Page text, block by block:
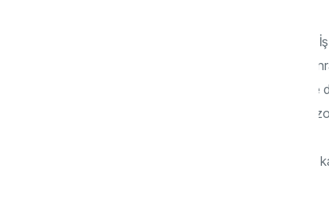
Birçok insan, “Evlenince rahat ederim.”,
diye düşünür. Fakat hedefe ulaştıktan
koşullarda değil; bağların içsel
sürekli ailesine bir şeyler anlatıyor.” diye
İş kurunca özgürleşeceğini düşünür ama